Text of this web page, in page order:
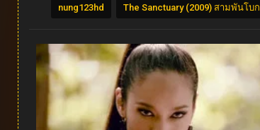
nung123hd The Sanctuary (2009) สามพันโบก